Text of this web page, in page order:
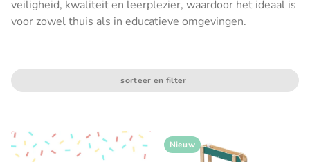
veiligheid, kwaliteit en leerplezier, waardoor het ideaal is
voor zowel thuis als in educatieve omgevingen.
sorteer en filter
Nieuw